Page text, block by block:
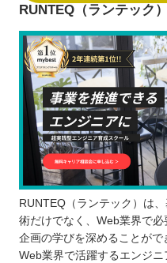
RUNTEQ（ランテック）
RUNTEQ（ランテック）は
術だけでなく、Web業界で
企画の学びを深めることがで
Web業界で活躍するエンジ